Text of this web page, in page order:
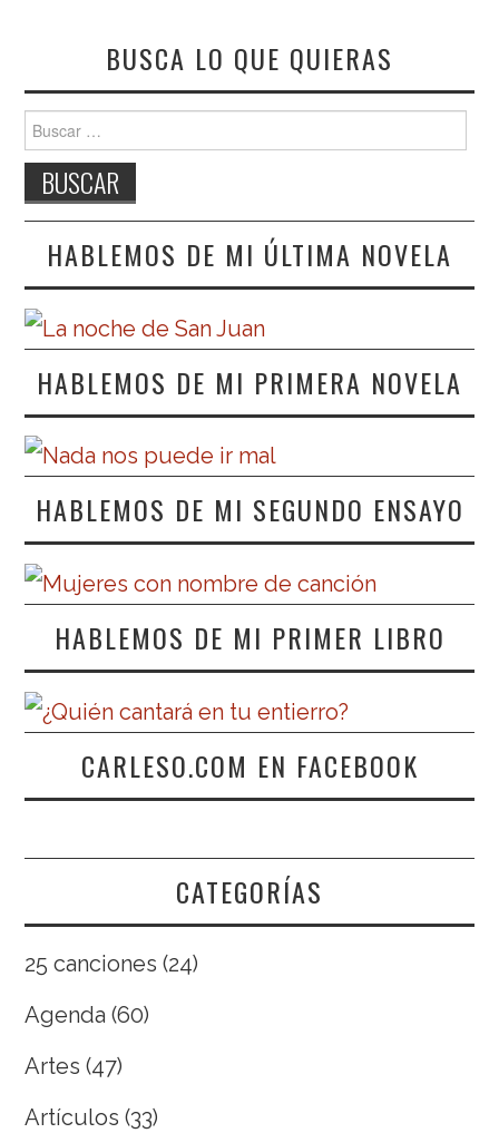
BUSCA LO QUE QUIERAS
Buscar:
HABLEMOS DE MI ÚLTIMA NOVELA
HABLEMOS DE MI PRIMERA NOVELA
HABLEMOS DE MI SEGUNDO ENSAYO
HABLEMOS DE MI PRIMER LIBRO
CARLESO.COM EN FACEBOOK
CATEGORÍAS
25 canciones (24)
Agenda (60)
Artes (47)
Artículos (33)